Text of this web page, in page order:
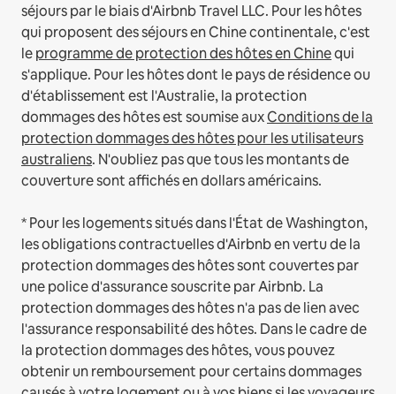
séjours par le biais d'Airbnb Travel LLC. Pour les hôtes
qui proposent des séjours en Chine continentale, c'est
leprogramme de protection des hôtes en Chinequi
s'applique. Pour les hôtes dont le pays de résidence ou
d'établissement est l'Australie, la protection
dommages des hôtes est soumise auxConditions de la
protection dommages des hôtes pour les utilisateurs
australiens. N'oubliez pas que tous les montants de
couverture sont affichés en dollars américains.
* Pour les logements situés dans l'État de Washington,
les obligations contractuelles d'Airbnb en vertu de la
protection dommages des hôtes sont couvertes par
une police d'assurance souscrite par Airbnb. La
protection dommages des hôtes n'a pas de lien avec
l'assurance responsabilité des hôtes. Dans le cadre de
la protection dommages des hôtes, vous pouvez
obtenir un remboursement pour certains dommages